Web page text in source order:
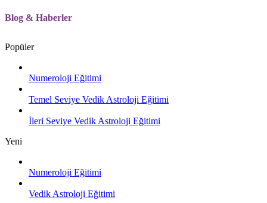
Blog & Haberler
Popüler
Numeroloji Eğitimi
Temel Seviye Vedik Astroloji Eğitimi
İleri Seviye Vedik Astroloji Eğitimi
Yeni
Numeroloji Eğitimi
Vedik Astroloji Eğitimi